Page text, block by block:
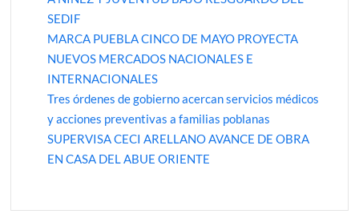
SEDIF
MARCA PUEBLA CINCO DE MAYO PROYECTA
NUEVOS MERCADOS NACIONALES E
INTERNACIONALES
Tres órdenes de gobierno acercan servicios médicos
y acciones preventivas a familias poblanas
SUPERVISA CECI ARELLANO AVANCE DE OBRA
EN CASA DEL ABUE ORIENTE